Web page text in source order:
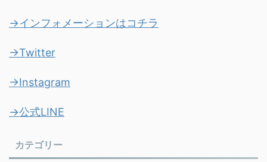
→インフォメーションはコチラ
→Twitter
→Instagram
→公式LINE
カテゴリー